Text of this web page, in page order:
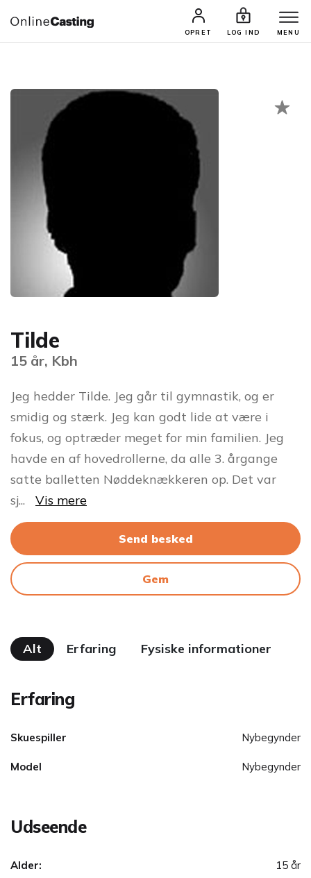
OPRET LOG IND MENU
CASTINGS & JOBS SØG PROFIL
Tilde
15 år, Kbh
Jeg hedder Tilde. Jeg går til gymnastik, og er
smidig og stærk. Jeg kan godt lide at være i
fokus, og optræder meget for min familien. Jeg
havde en af hovedrollerne, da alle 3. årgange
satte balletten Nøddeknækkeren op. Det var
sj... Vis mere
Send besked
Gem
Alt Erfaring Fysiske informationer
Erfaring
Skuespiller Nybegynder
Model Nybegynder
Udseende
Alder: 15 år